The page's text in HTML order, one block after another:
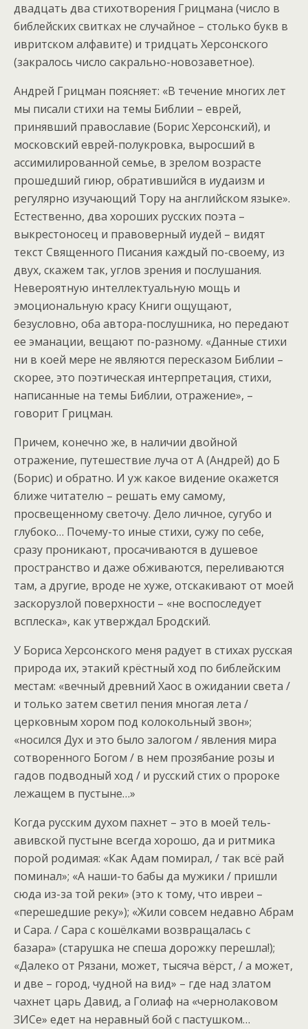
двадцать два стихотворения Грицмана (число в
библейских свитках не случайное – столько букв в
ивритском алфавите) и тридцать Херсонского
(закралось число сакрально-новозаветное).
Андрей Грицман поясняет: «В течение многих лет
мы писали стихи на темы Библии – еврей,
принявший православие (Борис Херсонский), и
московский еврей-полукровка, выросший в
ассимилированной семье, в зрелом возрасте
прошедший гиюр, обратившийся в иудаизм и
регулярно изучающий Тору на английском языке».
Естественно, два хороших русских поэта –
выкрестоносец и правоверный иудей – видят
текст Священного Писания каждый по-своему, из
двух, скажем так, углов зрения и послушания.
Невероятную интеллектуальную мощь и
эмоциональную красу Книги ощущают,
безусловно, оба автора-послушника, но передают
ее эманации, вещают по-разному. «Данные стихи
ни в коей мере не являются пересказом Библии –
скорее, это поэтическая интерпретация, стихи,
написанные на темы Библии, отражение», –
говорит Грицман.
Причем, конечно же, в наличии двойной
отражение, путешествие луча от А (Андрей) до Б
(Борис) и обратно. И уж какое видение окажется
ближе читателю – решать ему самому,
просвещенному светочу. Дело личное, сугубо и
глубоко… Почему-то иные стихи, сужу по себе,
сразу проникают, просачиваются в душевое
пространство и даже обживаются, переливаются
там, а другие, вроде не хуже, отскакивают от моей
заскорузлой поверхности – «не воспоследует
всплеска», как утверждал Бродский.
У Бориса Херсонского меня радует в стихах русская
природа их, этакий крёстный ход по библейским
местам: «вечный древний Хаос в ожидании света /
и только затем светил пения многая лета /
церковным хором под колокольный звон»;
«носился Дух и это было залогом / явления мира
сотворенного Богом / в нем прозябание розы и
гадов подводный ход / и русский стих о пророке
лежащем в пустыне…»
Когда русским духом пахнет – это в моей тель-
авивской пустыне всегда хорошо, да и ритмика
порой родимая: «Как Адам помирал, / так всё рай
поминал»; «А наши-то бабы да мужики / пришли
сюда из-за той реки» (это к тому, что ивреи –
«перешедшие реку»); «Жили совсем недавно Абрам
и Сара. / Сара с кошёлками возвращалась с
базара» (старушка не спеша дорожку перешла!);
«Далеко от Рязани, может, тысяча вёрст, / а может,
и две – город, чудной на вид» – где над златом
чахнет царь Давид, а Голиаф на «чернолаковом
ЗИСе» едет на неравный бой с пастушком…